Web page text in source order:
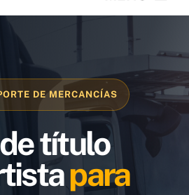
DE MERCANCÍAS
título
para